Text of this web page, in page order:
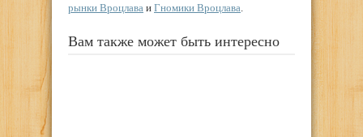
рынки Вроцлава и Гномики Вроцлава.
Вам также может быть интересно